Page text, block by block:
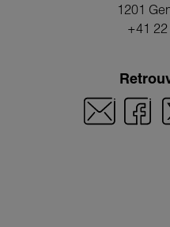
1201
+41